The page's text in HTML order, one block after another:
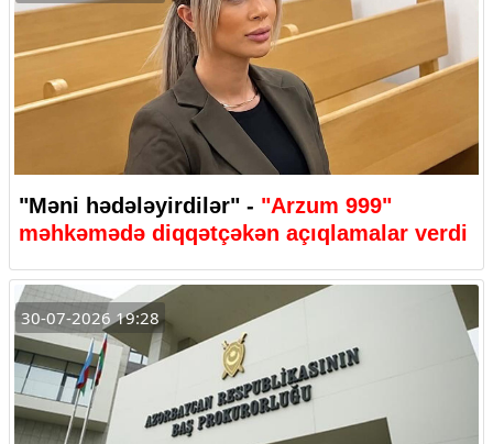
"Məni hədələyirdilər" - "Arzum 999"
məhkəmədə diqqətçəkən açıqlamalar verdi
30-07-2026 19:28